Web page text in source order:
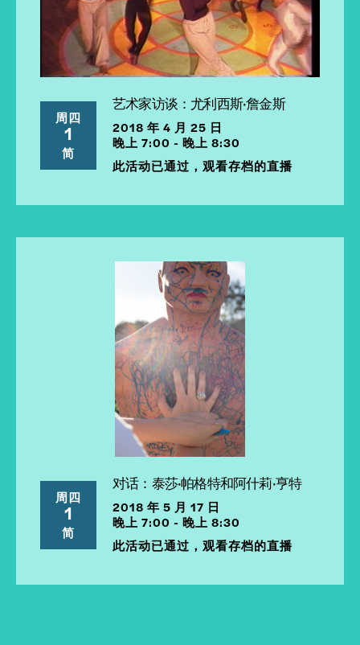
周四
1
简
艺术家访谈：尤利西斯·詹金斯
2018 年 4 月 25 日
晚上 7:00 - 晚上 8:30
此活动已通过，观看存档的直播
周四
1
简
对话：泰莎·帕格特和阿什莉·亨特
2018 年 5 月 17 日
晚上 7:00 - 晚上 8:30
此活动已通过，观看存档的直播